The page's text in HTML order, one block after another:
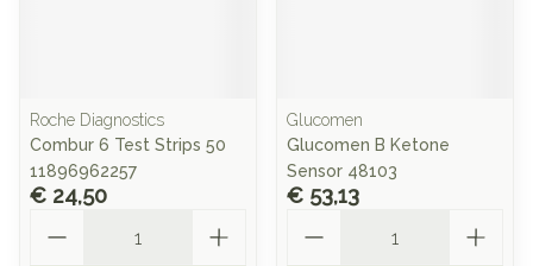
Roche Diagnostics
Combur 6 Test Strips 50
11896962257
€ 24,50
Glucomen
Glucomen B Ketone
Sensor 48103
€ 53,13